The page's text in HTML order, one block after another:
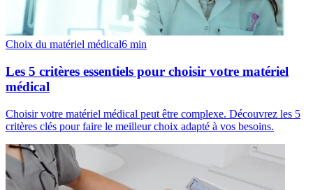
Choix du matériel médical6 min
Les 5 critères essentiels pour choisir votre matériel
médical
Choisir votre matériel médical peut être complexe. Découvrez les 5
critères clés pour faire le meilleur choix adapté à vos besoins.